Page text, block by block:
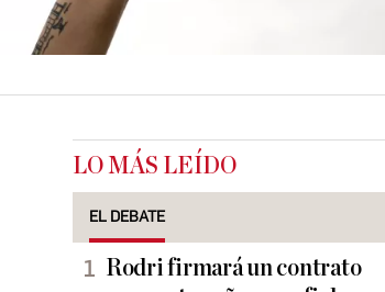
LO MÁS LEÍDO
EL DEBATE
Rodri firmará un contrato